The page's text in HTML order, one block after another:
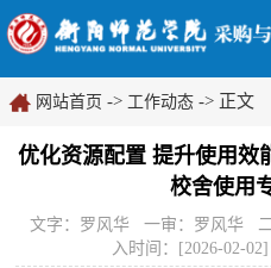
网站首页 -> 工作动态 -> 正文
优化资源配置 提升使用
校舍使用
文字：罗风华 一审：罗风华
入时间：[2026-02-